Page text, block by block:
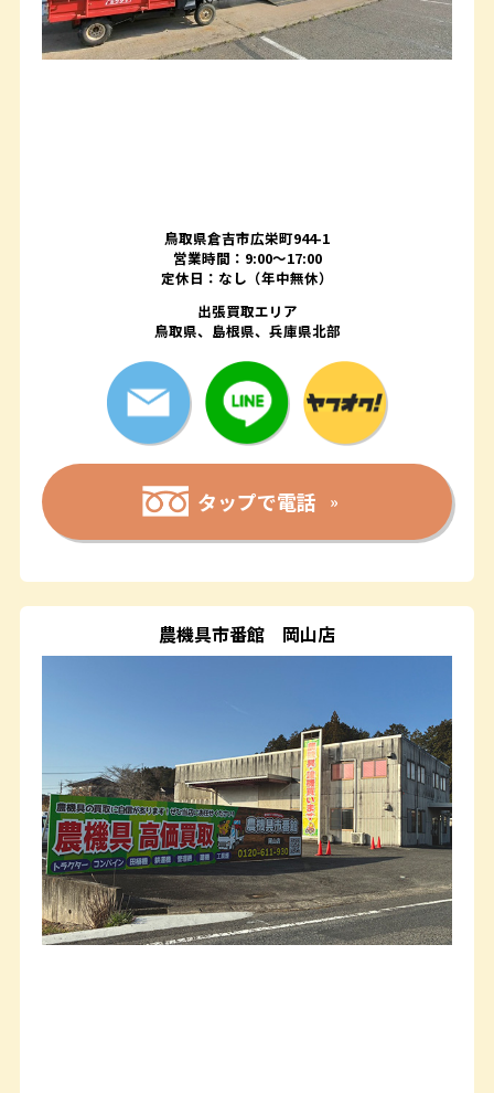
鳥取県倉吉市広栄町944-1
営業時間：9:00～17:00
定休日：なし（年中無休）
出張買取エリア
鳥取県、島根県、兵庫県北部
タップで電話
農機具市番館 岡山店